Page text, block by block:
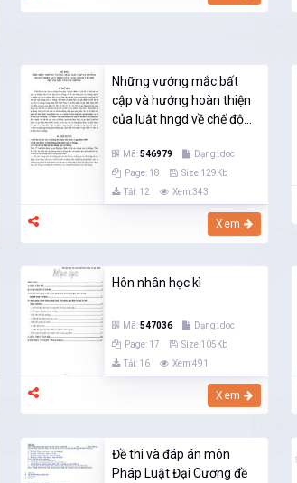
Những vướng mắc bất
cập và hướng hoàn thiện
của luật hngd về chế độ...
Mã:546979
Dạng:.doc
Page: 18
Size:129Kb
Tải: 12
Xem:343
Xem
Hôn nhân học kì
Mã:547036
Dạng:.doc
Page: 17
Size:105Kb
Tải: 16
Xem:491
Xem
Đề thi và đáp án môn
Pháp Luật Đại Cương đề